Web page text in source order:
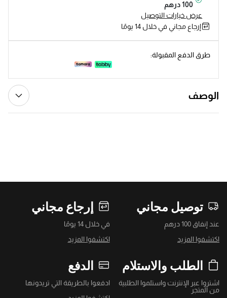
100 درهم
عرض خيارات التوصيل
إرجاع مجاني في خلال 14 يومًا
طرق الدفع المقبولة:
الوصف
توصيل مجاني
عند إنفاق 100 درهم
اكتشفوا المزيد
إرجاع مجاني
في خلال 14 يومًا
اكتشفوا المزيد
الطلب والاستلام
اشتروا عبر الإنترنت واستلموا الطلبية
من المتجر
الدفع
ادفعوا بالطريقة التي تريدونها